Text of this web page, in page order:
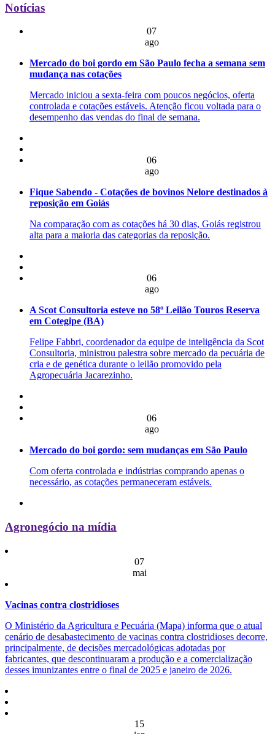
Notícias
07
ago
Mercado do boi gordo em São Paulo fecha a semana sem
mudança nas cotações
Mercado iniciou a sexta-feira com poucos negócios, oferta
controlada e cotações estáveis. Atenção ficou voltada para o
desempenho das vendas do final de semana.
06
ago
Fique Sabendo - Cotações de bovinos Nelore destinados à
reposição em Goiás
Na comparação com as cotações há 30 dias, Goiás registrou
alta para a maioria das categorias da reposição.
06
ago
A Scot Consultoria esteve no 58º Leilão Touros Reserva
em Cotegipe (BA)
Felipe Fabbri, coordenador da equipe de inteligência da Scot
Consultoria, ministrou palestra sobre mercado da pecuária de
cria e de genética durante o leilão promovido pela
Agropecuária Jacarezinho.
06
ago
Mercado do boi gordo: sem mudanças em São Paulo
Com oferta controlada e indústrias comprando apenas o
necessário, as cotações permaneceram estáveis.
Agronegócio na mídia
07
mai
Vacinas contra clostridioses
O Ministério da Agricultura e Pecuária (Mapa) informa que o atual
cenário de desabastecimento de vacinas contra clostridioses decorre,
principalmente, de decisões mercadológicas adotadas por
fabricantes, que descontinuaram a produção e a comercialização
desses imunizantes entre o final de 2025 e janeiro de 2026.
15